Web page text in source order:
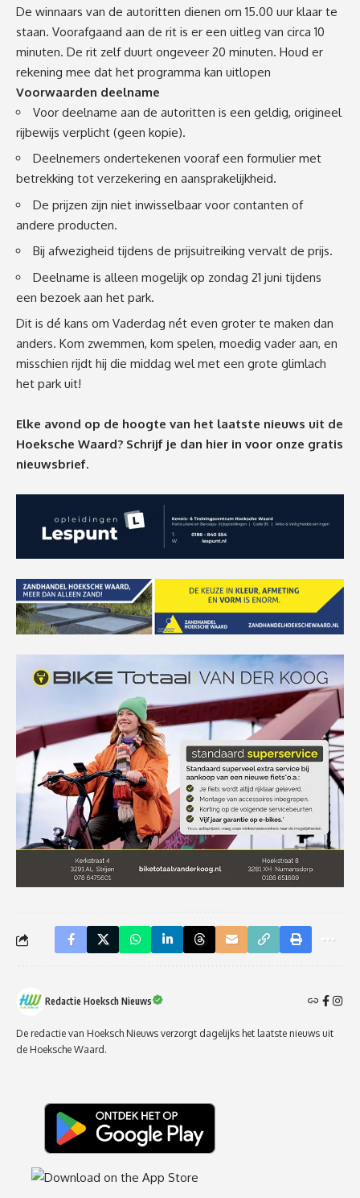
De winnaars van de autoritten dienen om 15.00 uur klaar te
staan. Voorafgaand aan de rit is er een uitleg van circa 10
minuten. De rit zelf duurt ongeveer 20 minuten. Houd er
rekening mee dat het programma kan uitlopen
Voorwaarden deelname
Voor deelname aan de autoritten is een geldig, origineel
rijbewijs verplicht (geen kopie).
Deelnemers ondertekenen vooraf een formulier met
betrekking tot verzekering en aansprakelijkheid.
De prijzen zijn niet inwisselbaar voor contanten of
andere producten.
Bij afwezigheid tijdens de prijsuitreiking vervalt de prijs.
Deelname is alleen mogelijk op zondag 21 juni tijdens
een bezoek aan het park.
Dit is dé kans om Vaderdag nét even groter te maken dan
anders. Kom zwemmen, kom spelen, moedig vader aan, en
misschien rijdt hij die middag wel met een grote glimlach
het park uit!
Elke avond op de hoogte van het laatste nieuws uit de
Hoeksche Waard? Schrijf je dan hier in voor onze gratis
nieuwsbrief.
Redactie Hoeksch Nieuws
De redactie van Hoeksch Nieuws verzorgt dagelijks het laatste nieuws uit
de Hoeksche Waard.